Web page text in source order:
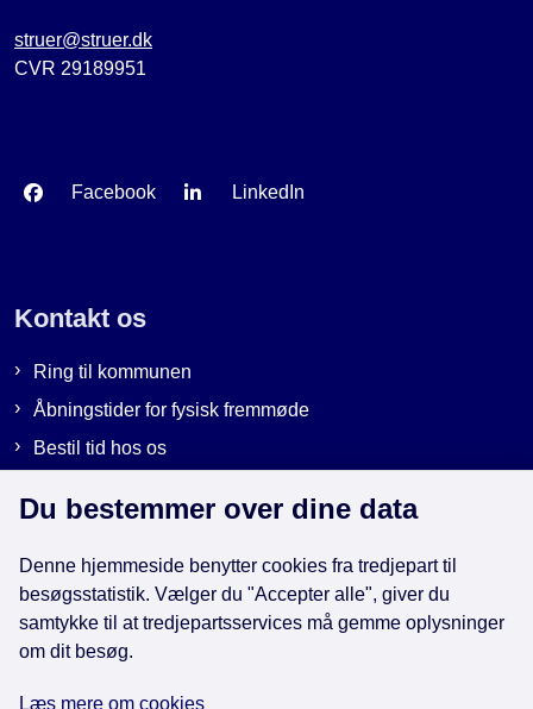
struer@struer.dk
CVR 29189951
Facebook LinkedIn
Kontakt os
Ring til kommunen
Åbningstider for fysisk fremmøde
Bestil tid hos os
Genveje
EAN-numre i kommunen
Du bestemmer over dine data
Denne hjemmeside benytter cookies fra tredjepart til
besøgsstatistik. Vælger du "Accepter alle", giver du
samtykke til at tredjepartsservices må gemme oplysninger
om dit besøg.
Læs mere om cookies